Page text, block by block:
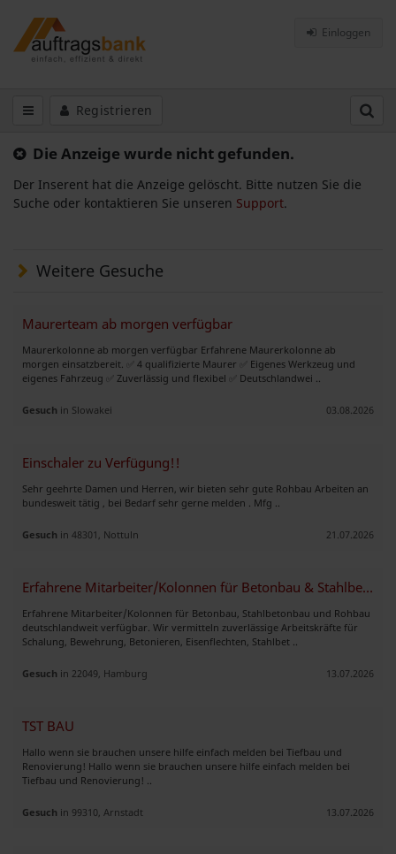
Einloggen
Registrieren
Die Anzeige wurde nicht gefunden.
Der Inserent hat die Anzeige gelöscht. Bitte nutzen Sie die
Suche oder kontaktieren Sie unseren Support.
Weitere Gesuche
Maurerteam ab morgen verfügbar
Maurerkolonne ab morgen verfügbar Erfahrene Maurerkolonne ab
morgen einsatzbereit. ✅ 4 qualifizierte Maurer ✅ Eigenes Werkzeug und
eigenes Fahrzeug ✅ Zuverlässig und flexibel ✅ Deutschlandwei ..
Gesuch in Slowakei 03.08.2026
Einschaler zu Verfügung!!
Sehr geehrte Damen und Herren, wir bieten sehr gute Rohbau Arbeiten an
bundesweit tätig , bei Bedarf sehr gerne melden . Mfg ..
Gesuch in 48301, Nottuln 21.07.2026
Erfahrene Mitarbeiter/Kolonnen für Betonbau & Stahlbetonbau verfügbar
Erfahrene Mitarbeiter/Kolonnen für Betonbau, Stahlbetonbau und Rohbau
deutschlandweit verfügbar. Wir vermitteln zuverlässige Arbeitskräfte für
Schalung, Bewehrung, Betonieren, Eisenflechten, Stahlbet ..
Gesuch in 22049, Hamburg 13.07.2026
TST BAU
Hallo wenn sie brauchen unsere hilfe einfach melden bei Tiefbau und
Renovierung! Hallo wenn sie brauchen unsere hilfe einfach melden bei
Tiefbau und Renovierung! ..
Gesuch in 99310, Arnstadt 13.07.2026